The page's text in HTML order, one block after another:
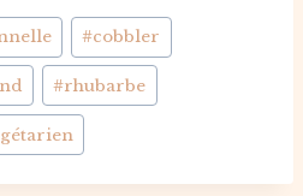
#cobbler
#rhubarbe